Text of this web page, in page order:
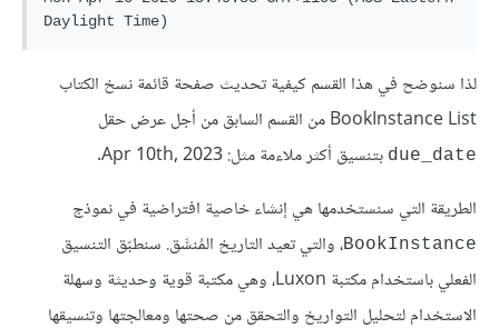
لذا سنوضح في هذا القسم كيفية تحديث صفحة قائمة نسخ الكتاب
BookInstance List من القسم السابق من أجل عرض حقل
due_date بتنسيق أكثر ملاءمة مثل: Apr 10th, 2023.
الطريقة التي سنستخدمها هي إنشاء خاصية افتراضية في نموذج
BookInstance، والتي تعيد التاريخ المُنسَّق. سنطبّق التنسيق
الفعلي باستخدام مكتبة Luxon، وهي مكتبة قوية وحديثة وسهلة
الاستخدام لتحليل التواريخ والتحقق من صحتها ومعالجتها وتنسيقها